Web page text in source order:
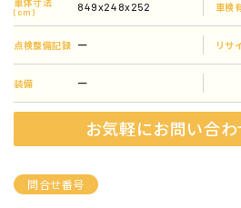
車体寸法
(cm)
849x248x252 車検
点検整備記録 ー リサ
装備 ー
お気軽にお問い合
問合せ番号